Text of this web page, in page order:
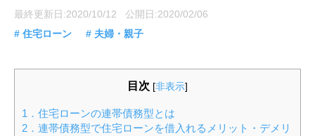
セミナー情報
最終更新日:2020/10/12 公開日:2020/02/06
# 住宅ローン
# 夫婦・親子
目次 [非表示]
1．住宅ローンの連帯債務型とは
2．連帯債務型で住宅ローンを借入れるメリット・デメリ